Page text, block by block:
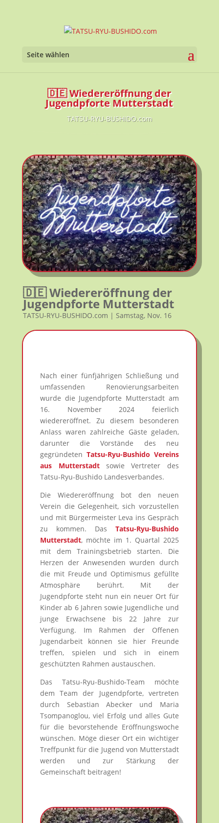
Seite wählen
🇩🇪 Wiedereröffnung der
Jugendpforte Mutterstadt
TATSU-RYU-BUSHIDO.com
🇩🇪 Wiedereröffnung der
Jugendpforte Mutterstadt
TATSU-RYU-BUSHIDO.com | Samstag, Nov. 16
Nach einer fünfjährigen Schließung und
umfassenden Renovierungsarbeiten
wurde die Jugendpforte Mutterstadt am
16. November 2024 feierlich
wiedereröffnet. Zu diesem besonderen
Anlass waren zahlreiche Gäste geladen,
darunter die Vorstände des neu
gegründeten Tatsu-Ryu-Bushido Vereins
aus Mutterstadtsowie Vertreter des
Tatsu-Ryu-Bushido Landesverbandes.
Die Wiedereröffnung bot den neuen
Verein die Gelegenheit, sich vorzustellen
und mit Bürgermeister Leva ins Gespräch
zu kommen. Das Tatsu-Ryu-Bushido
Mutterstadt, möchte im 1. Quartal 2025
mit dem Trainingsbetrieb starten. Die
Herzen der Anwesenden wurden durch
die mit Freude und Optimismus gefüllte
Atmosphäre berührt. Mit der
Jugendpforte steht nun ein neuer Ort für
Kinder ab 6 Jahren sowie Jugendliche und
junge Erwachsene bis 22 Jahre zur
Verfügung. Im Rahmen der Offenen
Jugendarbeit können sie hier Freunde
treffen, spielen und sich in einem
geschützten Rahmen austauschen.
Das Tatsu-Ryu-Bushido-Team möchte
dem Team der Jugendpforte, vertreten
durch Sebastian Abecker und Maria
Tsompanoglou, viel Erfolg und alles Gute
für die bevorstehende Eröffnungswoche
wünschen. Möge dieser Ort ein wichtiger
Treffpunkt für die Jugend von Mutterstadt
werden und zur Stärkung der
Gemeinschaft beitragen!